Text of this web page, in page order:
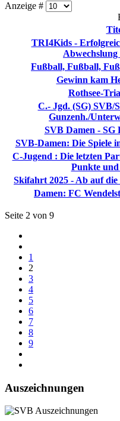
Anzeige #
TRI4Kids -
Fußball, Fußball,
Gewinn kam
Rothsee-
C.- Jgd. (SG) SVB/
Gunzenh./
SVB Damen - SG
SVB-Damen: Die Spiele
C-Jugend : Die letzten
Punkte
Skifahrt 2025 - Ab auf die
Damen: FC
Seite 2 von 9
1
2
3
4
5
6
7
8
9
Auszeichnungen